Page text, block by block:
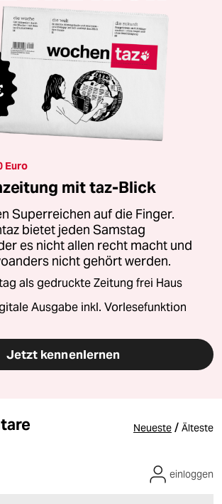
Euro
mit taz-Blick
Superreichen auf die Finger.
bietet jeden Samstag
es nicht allen recht macht und
nicht gehört werden.
als gedruckte Zeitung frei Haus
Ausgabe inkl. Vorlesefunktion
Jetzt kennenlernen
Neueste / Älteste
einloggen